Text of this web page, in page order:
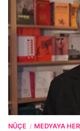
NÛÇE / MEDYAYA